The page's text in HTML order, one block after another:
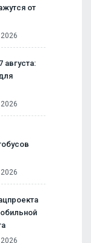
от
августа: